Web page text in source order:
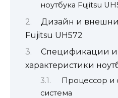
ноутбука Fujitsu
Дизайн и
Fujitsu UH572
Спецификации и
характеристики
Процессор и
система